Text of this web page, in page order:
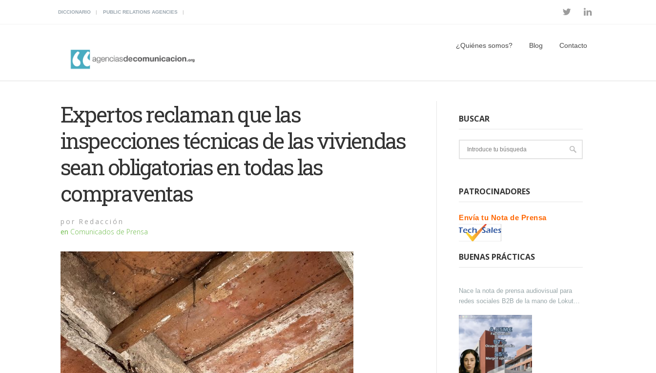
DICCIONARIO PUBLIC RELATIONS AGENCIES
¿Quiénes somos? Blog Contacto
Expertos reclaman que las
inspecciones técnicas de las viviendas
sean obligatorias en todas las
compraventas
por Redacción
en Comunicados de Prensa
BUSCAR
PATROCINADORES
Envía tu Nota de Prensa
BUENAS PRÁCTICAS
Nace la nota de prensa audiovisual para
redes sociales B2B de la mano de Lokutor